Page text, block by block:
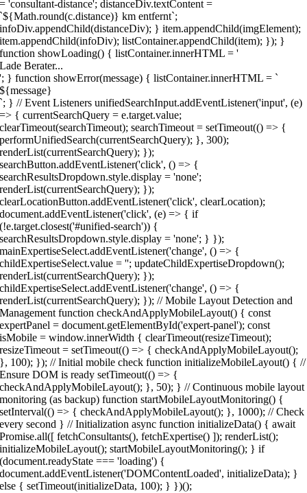
= 'consultant-distance'; distanceDiv.textContent =
`${Math.round(c.distance)} km entfernt`;
infoDiv.appendChild(distanceDiv); } item.appendChild(imgElement);
item.appendChild(infoDiv); listContainer.appendChild(item); }); }
function showLoading() { listContainer.innerHTML = '
Lade Berater...
'; } function showError(message) { listContainer.innerHTML = `
${message}
`; } // Event Listeners unifiedSearchInput.addEventListener('input', (e)
=> { currentSearchQuery = e.target.value;
clearTimeout(searchTimeout); searchTimeout = setTimeout(() => {
performUnifiedSearch(currentSearchQuery); }, 300);
renderList(currentSearchQuery); });
searchButton.addEventListener('click', () => {
searchResultsDropdown.style.display = 'none';
renderList(currentSearchQuery); });
clearLocationButton.addEventListener('click', clearLocation);
document.addEventListener('click', (e) => { if
(!e.target.closest('#unified-search')) {
searchResultsDropdown.style.display = 'none'; } });
mainExpertiseSelect.addEventListener('change', () => {
childExpertiseSelect.value = ''; updateChildExpertiseDropdown();
renderList(currentSearchQuery); });
childExpertiseSelect.addEventListener('change', () => {
renderList(currentSearchQuery); }); // Mobile Layout Detection and
Management function checkAndApplyMobileLayout() { const
expertPanel = document.getElementById('expert-panel'); const
isMobile = window.innerWidth { clearTimeout(resizeTimeout);
resizeTimeout = setTimeout(() => { checkAndApplyMobileLayout();
}, 100); }); // Initial mobile check function initializeMobileLayout() { //
Ensure DOM is ready setTimeout(() => {
checkAndApplyMobileLayout(); }, 50); } // Continuous mobile layout
monitoring (as backup) function startMobileLayoutMonitoring() {
setInterval(() => { checkAndApplyMobileLayout(); }, 1000); // Check
every second } // Initialization async function initializeData() { await
Promise.all([ fetchConsultants(), fetchExpertise() ]); renderList();
initializeMobileLayout(); startMobileLayoutMonitoring(); } if
(document.readyState === 'loading') {
document.addEventListener('DOMContentLoaded', initializeData); }
else { setTimeout(initializeData, 100); } })();